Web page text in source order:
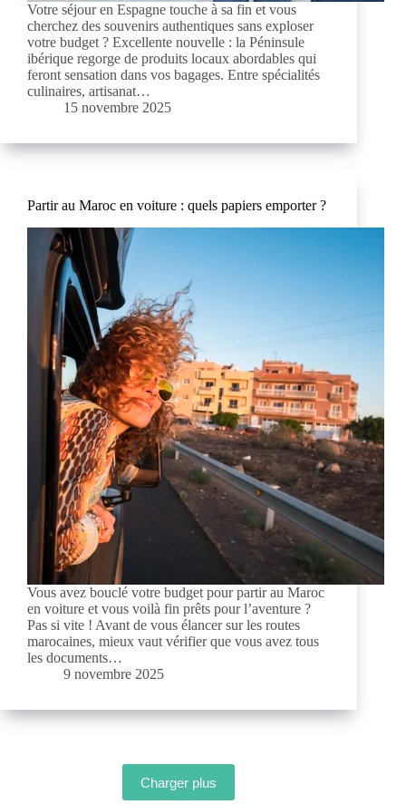
Votre séjour en Espagne touche à sa fin et vous
cherchez des souvenirs authentiques sans exploser
votre budget ? Excellente nouvelle : la Péninsule
ibérique regorge de produits locaux abordables qui
feront sensation dans vos bagages. Entre spécialités
culinaires, artisanat…
15 novembre 2025
Partir au Maroc en voiture : quels papiers emporter ?
Vous avez bouclé votre budget pour partir au Maroc
en voiture et vous voilà fin prêts pour l’aventure ?
Pas si vite ! Avant de vous élancer sur les routes
marocaines, mieux vaut vérifier que vous avez tous
les documents…
9 novembre 2025
Charger plus